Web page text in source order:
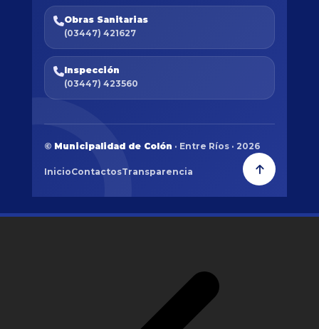
Obras Sanitarias
(03447) 421627
Inspección
(03447) 423560
© Municipalidad de Colón · Entre Ríos · 2026
InicioContactosTransparencia